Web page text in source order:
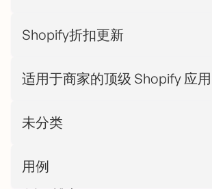
Shopify折扣更新
适用于商家的顶级 Shopify 应用
未分类
用例